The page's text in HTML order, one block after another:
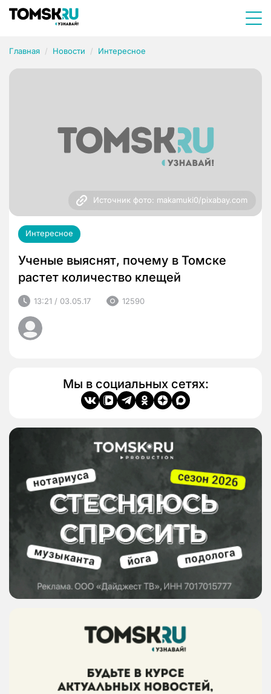
Главная Новости Интересное
Источник фото: makamuki0/pixabay.com
Интересное
Ученые выяснят, почему в Томске
растет количество клещей
13:21 / 03.05.17 12590
Мы в социальных сетях: